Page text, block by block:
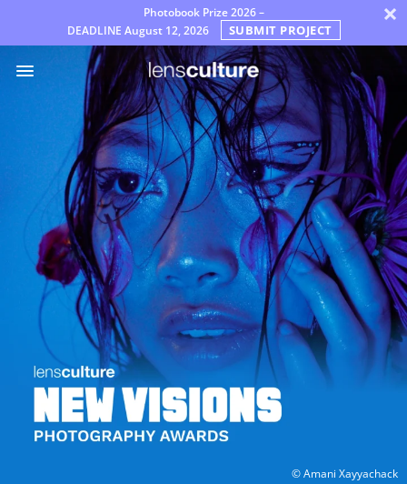
Photobook Prize 2026 –
DEADLINE August 12, 2026 SUBMIT PROJECT ×
задаваемые
Правила
Русский
© Amani Xayyachack